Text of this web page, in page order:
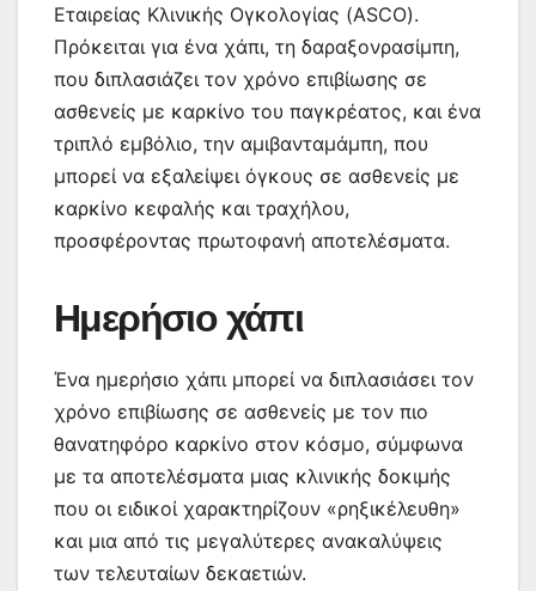
Εταιρείας Κλινικής Ογκολογίας (ASCO).
Πρόκειται για ένα χάπι, τη δαραξονρασίμπη,
που διπλασιάζει τον χρόνο επιβίωσης σε
ασθενείς με καρκίνο του παγκρέατος, και ένα
τριπλό εμβόλιο, την αμιβανταμάμπη, που
μπορεί να εξαλείψει όγκους σε ασθενείς με
καρκίνο κεφαλής και τραχήλου,
προσφέροντας πρωτοφανή αποτελέσματα.
Ημερήσιο χάπι
Ένα ημερήσιο χάπι μπορεί να διπλασιάσει τον
χρόνο επιβίωσης σε ασθενείς με τον πιο
θανατηφόρο καρκίνο στον κόσμο, σύμφωνα
με τα αποτελέσματα μιας κλινικής δοκιμής
που οι ειδικοί χαρακτηρίζουν «ρηξικέλευθη»
και μια από τις μεγαλύτερες ανακαλύψεις
των τελευταίων δεκαετιών.